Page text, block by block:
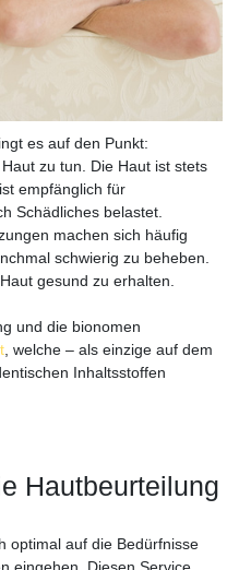
es auf den Punkt:
zu tun. Die Haut ist stets
empfänglich für
Schädliches belastet.
machen sich häufig
schwierig zu beheben.
gesund zu erhalten.
und die bionomen
, welche – als einzige auf dem
Inhaltsstoffen
Hautbeurteilung
optimal auf die Bedürfnisse